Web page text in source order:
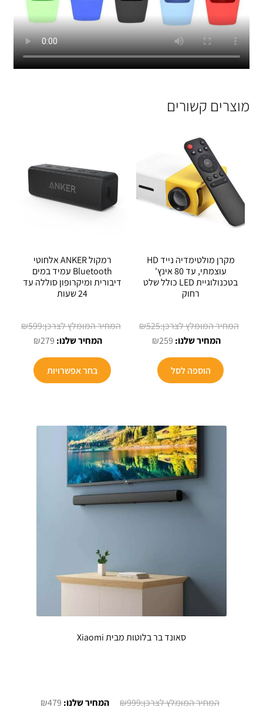
מוצרים קשורים
מקרן מולטימדיה נייד HD
עוצמתי, עד 80 אינץ'
בטכנולוגיית LED כולל שלט
רחוק
₪525 המחיר
₪259
הוספה לסל
רמקול ANKER אלחוטי
Bluetooth עמיד במים
דיבורית ומיקרופון סוללה עד
24 שעות
₪599
₪279 המחיר
הוא:
בחר אפשרויות
סאונד בר בלוטות מבית Xiaomi
₪999 המחיר ₪479 המחיר